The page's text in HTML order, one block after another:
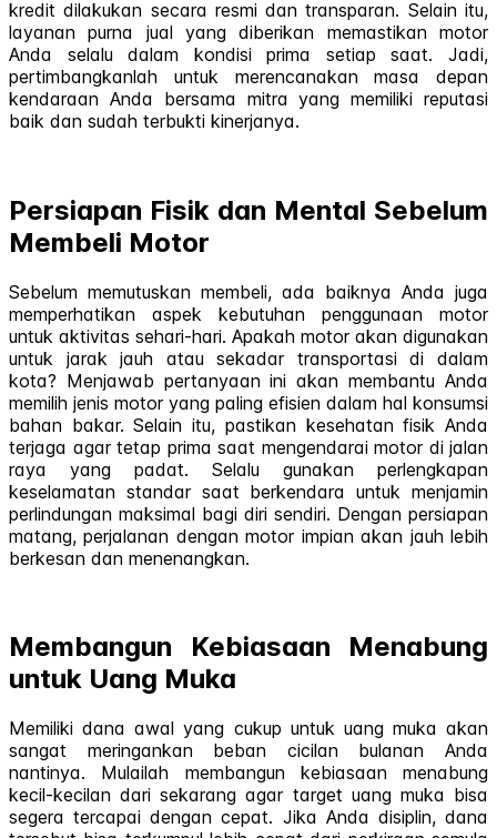
kredit dilakukan secara resmi dan transparan. Selain itu,
layanan purna jual yang diberikan memastikan motor
Anda selalu dalam kondisi prima setiap saat. Jadi,
pertimbangkanlah untuk merencanakan masa depan
kendaraan Anda bersama mitra yang memiliki reputasi
baik dan sudah terbukti kinerjanya.
Persiapan Fisik dan Mental Sebelum
Membeli Motor
Sebelum memutuskan membeli, ada baiknya Anda juga
memperhatikan aspek kebutuhan penggunaan motor
untuk aktivitas sehari-hari. Apakah motor akan digunakan
untuk jarak jauh atau sekadar transportasi di dalam
kota? Menjawab pertanyaan ini akan membantu Anda
memilih jenis motor yang paling efisien dalam hal konsumsi
bahan bakar. Selain itu, pastikan kesehatan fisik Anda
terjaga agar tetap prima saat mengendarai motor di jalan
raya yang padat. Selalu gunakan perlengkapan
keselamatan standar saat berkendara untuk menjamin
perlindungan maksimal bagi diri sendiri. Dengan persiapan
matang, perjalanan dengan motor impian akan jauh lebih
berkesan dan menenangkan.
Membangun Kebiasaan Menabung
untuk Uang Muka
Memiliki dana awal yang cukup untuk uang muka akan
sangat meringankan beban cicilan bulanan Anda
nantinya. Mulailah membangun kebiasaan menabung
kecil-kecilan dari sekarang agar target uang muka bisa
segera tercapai dengan cepat. Jika Anda disiplin, dana